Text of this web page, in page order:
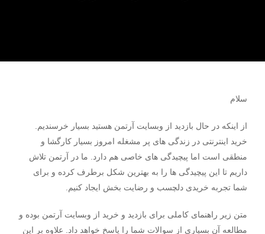
سلام
از اینکه در حال بازدید از وبسایت آرتمن هستید بسیار خرسندیم.
خرید اینترنتی در زندگی های پر مشغله امروز بسیار کارگشا و
منطقی است اما پیچیدگی های خاصی هم دارد. ما در آرتمن تلاش
داریم تا این پیچیدگی ها را به بهترین شکل برطرف کرده و برای
شما تجربه خریدی دلچسب و رضایت بخش ایجاد کنیم.
متن زیر راهنمای کاملی برای بازدید و خرید از وبسایت آرتمن بوده و
مطالعه آن بسیاری از سوالات شما را پاسخ خواهد داد. علاوه بر این